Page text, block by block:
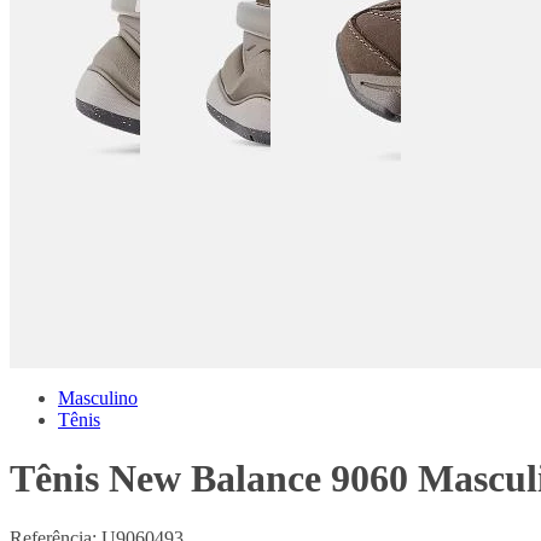
Masculino
Tênis
Tênis New Balance 9060